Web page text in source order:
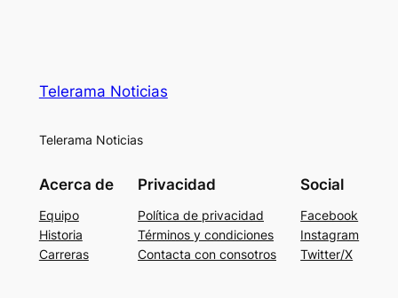
Telerama Noticias
Telerama Noticias
Acerca de
Equipo
Historia
Carreras
Privacidad
Política de privacidad
Términos y condiciones
Contacta con consotros
Social
Facebook
Instagram
Twitter/X